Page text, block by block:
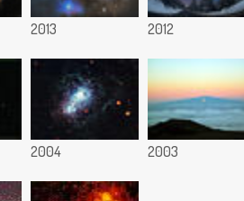
2013 2012
2004 2003